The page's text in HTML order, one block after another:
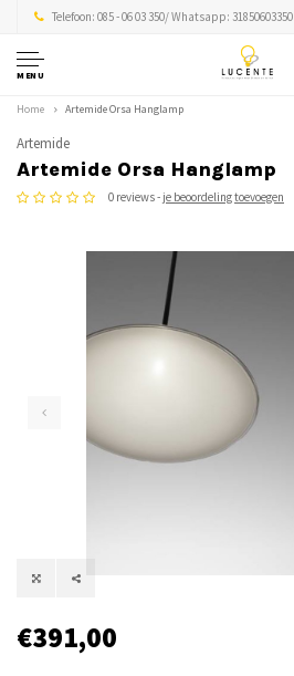
Telefoon: 085 - 06 03 350/ Whatsapp: 31850603350
MENU
Home Artemide Orsa Hanglamp
Artemide
Artemide Orsa Hanglamp
0 reviews - je beoordeling toevoegen
€391,00